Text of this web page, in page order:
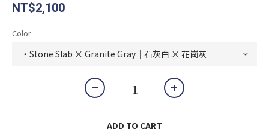
NT$2,100
Color
ADD TO CART